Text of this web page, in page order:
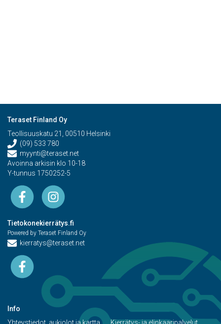
Teraset Finland Oy
Teollisuuskatu 21, 00510 Helsinki
(09) 533 780
myynti@teraset.net
Avoinna arkisin klo 10-18
Y-tunnus 1750252-5
Tietokonekierrätys.fi
Powered by Teraset Finland Oy
kierratys@teraset.net
Info